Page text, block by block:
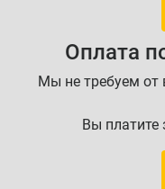
Оплата
Мы не требуем от
Вы платите